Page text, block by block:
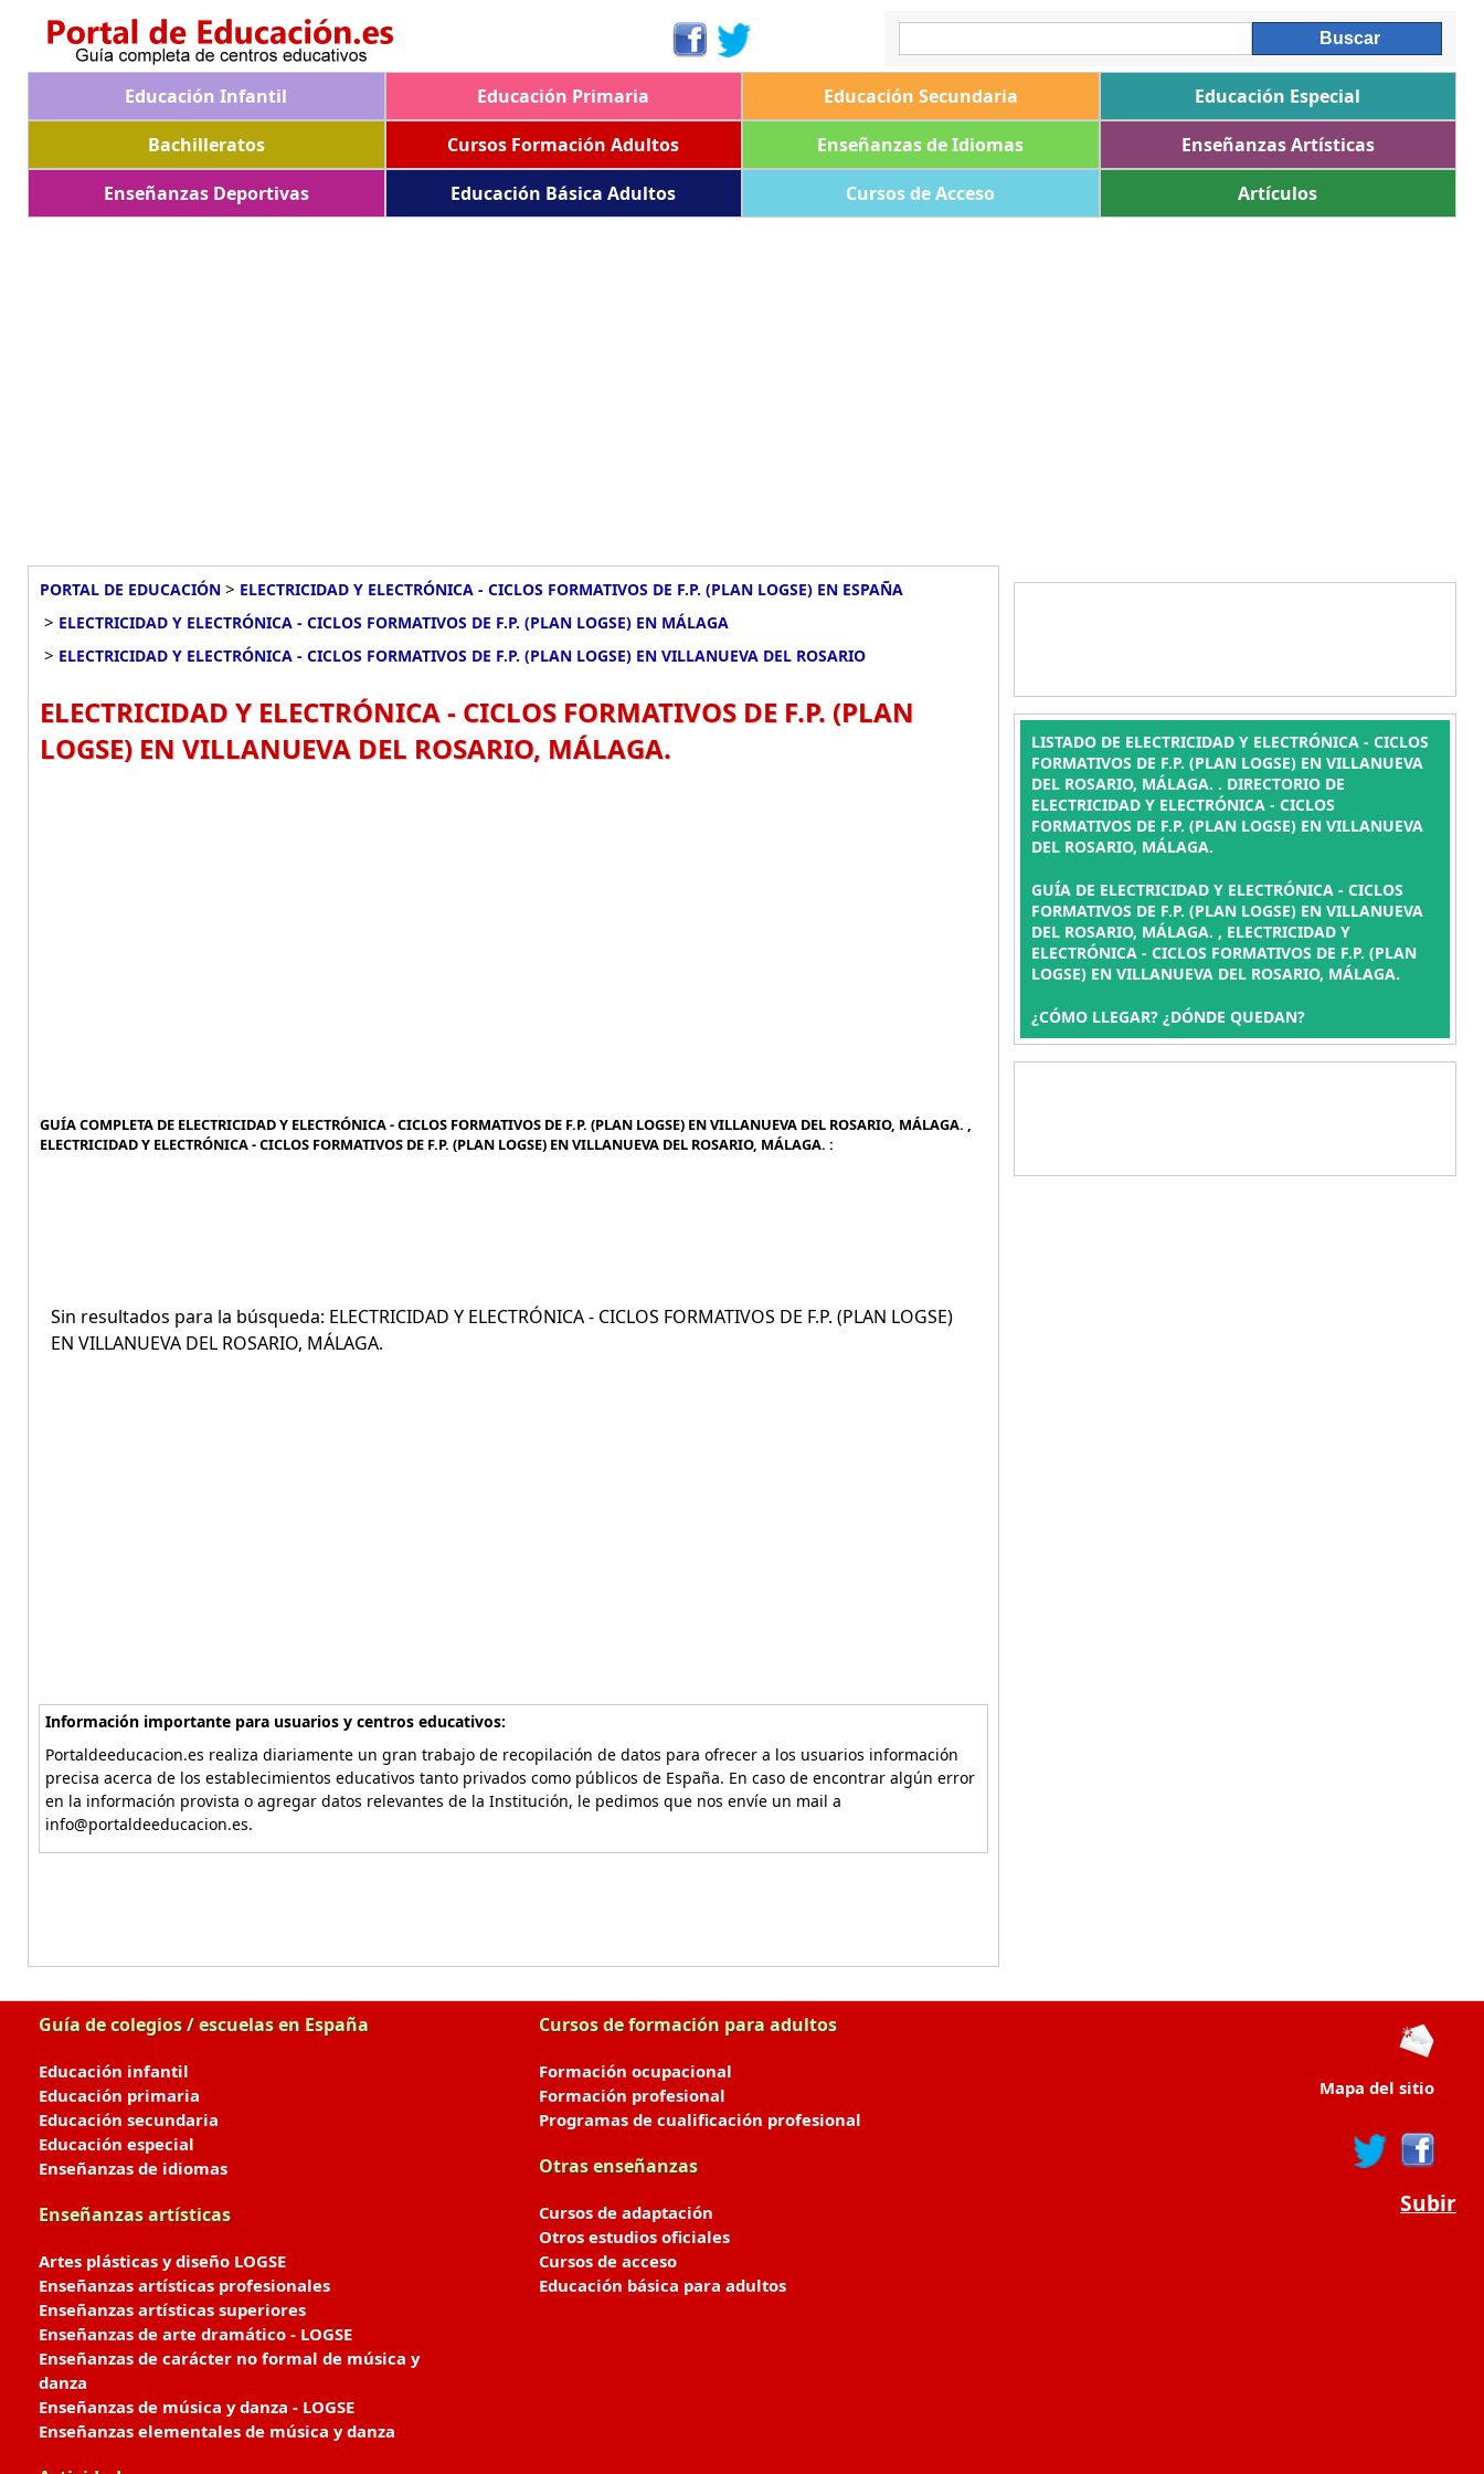
Educación Infantil Educación Primaria Educación Secundaria
Educación Especial
Bachilleratos
Cursos Formación Adultos Enseñanzas de Idiomas
Enseñanzas Artísticas
Enseñanzas Deportivas
Educación Básica Adultos Cursos de Acceso Artículos
PORTAL DE EDUCACIÓN > ELECTRICIDAD Y ELECTRÓNICA - CICLOS FORMATIVOS DE F.P. (PLAN LOGSE) EN ESPAÑA
> ELECTRICIDAD Y ELECTRÓNICA - CICLOS FORMATIVOS DE F.P. (PLAN LOGSE) EN MÁLAGA
> ELECTRICIDAD Y ELECTRÓNICA - CICLOS FORMATIVOS DE F.P. (PLAN LOGSE) EN VILLANUEVA DEL ROSARIO
ELECTRICIDAD Y ELECTRÓNICA - CICLOS FORMATIVOS DE F.P. (PLAN
LOGSE) EN VILLANUEVA DEL ROSARIO, MÁLAGA.
GUÍA COMPLETA DE ELECTRICIDAD Y ELECTRÓNICA - CICLOS FORMATIVOS DE F.P. (PLAN LOGSE) EN VILLANUEVA DEL ROSARIO, MÁLAGA. ,
ELECTRICIDAD Y ELECTRÓNICA - CICLOS FORMATIVOS DE F.P. (PLAN LOGSE) EN VILLANUEVA DEL ROSARIO, MÁLAGA. :
Sin resultados para la búsqueda: ELECTRICIDAD Y ELECTRÓNICA - CICLOS FORMATIVOS DE F.P. (PLAN LOGSE)
EN VILLANUEVA DEL ROSARIO, MÁLAGA.
Información importante para usuarios y centros educativos:
Portaldeeducacion.es realiza diariamente un gran trabajo de recopilación de datos para ofrecer a los usuarios información
precisa acerca de los establecimientos educativos tanto privados como públicos de España. En caso de encontrar algún error
en la información provista o agregar datos relevantes de la Institución, le pedimos que nos envíe un mail a
info@portaldeeducacion.es.
LISTADO DE ELECTRICIDAD Y ELECTRÓNICA - CICLOS
FORMATIVOS DE F.P. (PLAN LOGSE) EN VILLANUEVA
DEL ROSARIO, MÁLAGA. . DIRECTORIO DE
ELECTRICIDAD Y ELECTRÓNICA - CICLOS
FORMATIVOS DE F.P. (PLAN LOGSE) EN VILLANUEVA
DEL ROSARIO, MÁLAGA.
GUÍA DE ELECTRICIDAD Y ELECTRÓNICA - CICLOS
FORMATIVOS DE F.P. (PLAN LOGSE) EN VILLANUEVA
DEL ROSARIO, MÁLAGA. , ELECTRICIDAD Y
ELECTRÓNICA - CICLOS FORMATIVOS DE F.P. (PLAN
LOGSE) EN VILLANUEVA DEL ROSARIO, MÁLAGA.
¿CÓMO LLEGAR? ¿DÓNDE QUEDAN?
Guía de colegios / escuelas en España
Educación infantil
Educación primaria
Educación secundaria
Educación especial
Enseñanzas de idiomas
Enseñanzas artísticas
Artes plásticas y diseño LOGSE
Enseñanzas artísticas profesionales
Enseñanzas artísticas superiores
Enseñanzas de arte dramático - LOGSE
Enseñanzas de carácter no formal de música y
danza
Enseñanzas de música y danza - LOGSE
Enseñanzas elementales de música y danza
Cursos de formación para adultos
Formación ocupacional
Formación profesional
Programas de cualificación profesional
Otras enseñanzas
Cursos de adaptación
Otros estudios oficiales
Cursos de acceso
Educación básica para adultos
Mapa del sitio
Subir